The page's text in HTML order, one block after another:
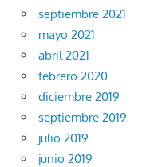
septiembre 2021
mayo 2021
abril 2021
febrero 2020
diciembre 2019
septiembre 2019
julio 2019
junio 2019